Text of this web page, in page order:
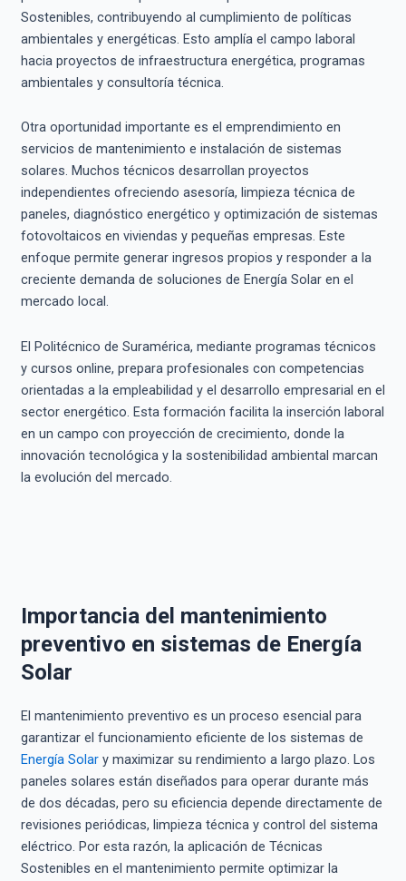
Sostenibles, contribuyendo al cumplimiento de políticas
ambientales y energéticas. Esto amplía el campo laboral
hacia proyectos de infraestructura energética, programas
ambientales y consultoría técnica.
Otra oportunidad importante es el emprendimiento en
servicios de mantenimiento e instalación de sistemas
solares. Muchos técnicos desarrollan proyectos
independientes ofreciendo asesoría, limpieza técnica de
paneles, diagnóstico energético y optimización de sistemas
fotovoltaicos en viviendas y pequeñas empresas. Este
enfoque permite generar ingresos propios y responder a la
creciente demanda de soluciones de Energía Solar en el
mercado local.
El Politécnico de Suramérica, mediante programas técnicos
y cursos online, prepara profesionales con competencias
orientadas a la empleabilidad y el desarrollo empresarial en el
sector energético. Esta formación facilita la inserción laboral
en un campo con proyección de crecimiento, donde la
innovación tecnológica y la sostenibilidad ambiental marcan
la evolución del mercado.
Importancia del mantenimiento
preventivo en sistemas de Energía
Solar
El mantenimiento preventivo es un proceso esencial para
garantizar el funcionamiento eficiente de los sistemas de
Energía Solary maximizar su rendimiento a largo plazo. Los
paneles solares están diseñados para operar durante más
de dos décadas, pero su eficiencia depende directamente de
revisiones periódicas, limpieza técnica y control del sistema
eléctrico. Por esta razón, la aplicación de Técnicas
Sostenibles en el mantenimiento permite optimizar la